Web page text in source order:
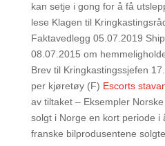
kan setje i gong for å få
lese Klagen til
Faktavedlegg 05.07.2019
08.07.2015 om
Brev til Kringkastingssjefen
per kjøretøy (F) Escorts
av tiltaket – Eksempler
solgt i Norge en kort periode i
franske bilprodusentene